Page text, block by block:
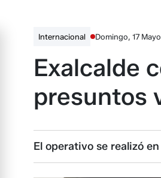
Internacional Domingo, 17
Exalcalde
presuntos
El operativo se realizó